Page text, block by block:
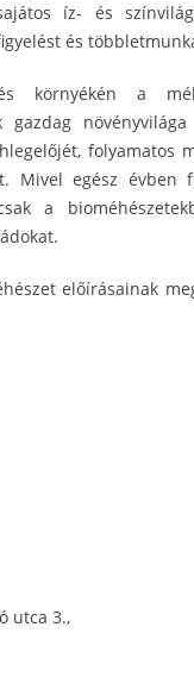
íz- és
és
környékén a
gazdag
folyamatos
Mivel egész évben
a
előírásainak
utca 3.,